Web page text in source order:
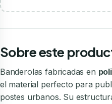
Sobre este
Banderolas fabricadas en
el material perfecto para
postes urbanos. Su